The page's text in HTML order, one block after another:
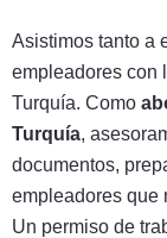
Asistimos tanto a
empleadores con
Turquía. Como
Turquía ,
documentos,
empleadores que
Un permiso de